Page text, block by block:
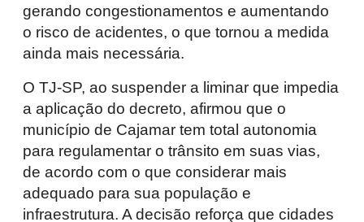
gerando congestionamentos e aumentando
o risco de acidentes, o que tornou a medida
ainda mais necessária.
O TJ-SP, ao suspender a liminar que impedia
a aplicação do decreto, afirmou que o
município de Cajamar tem total autonomia
para regulamentar o trânsito em suas vias,
de acordo com o que considerar mais
adequado para sua população e
infraestrutura. A decisão reforça que cidades